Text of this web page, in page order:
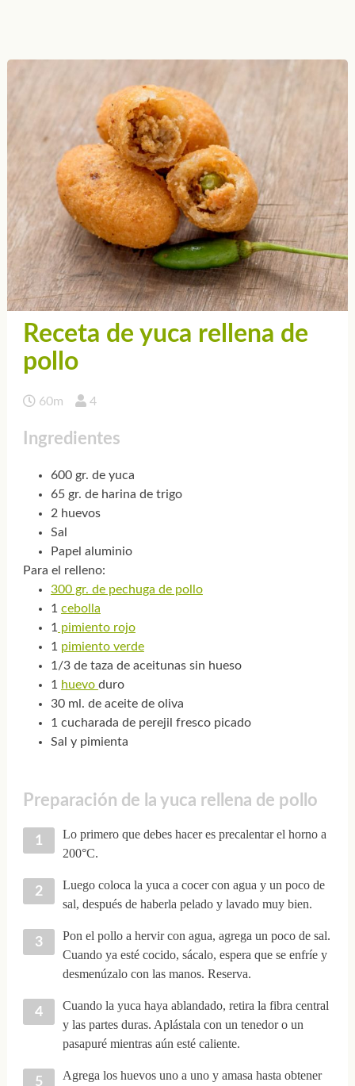
Receta de yuca rellena de
pollo
60m 4
Ingredientes
600 gr. de yuca
65 gr. de harina de trigo
2 huevos
Sal
Papel aluminio
Para el relleno:
300 gr. de pechuga de pollo
1 cebolla
1 pimiento rojo
1 pimiento verde
1/3 de taza de aceitunas sin hueso
1
huevo duro
30 ml. de aceite de oliva
1 cucharada de perejil fresco picado
Sal y pimienta
Preparación de la yuca rellena de pollo
Lo primero que debes hacer es precalentar el horno a
200°C.
Luego coloca la yuca a cocer con agua y un poco de
sal, después de haberla pelado y lavado muy bien.
Pon el pollo a hervir con agua, agrega un poco de sal.
Cuando ya esté cocido, sácalo, espera que se enfríe y
desmenúzalo con las manos. Reserva.
Cuando la yuca haya ablandado, retira la fibra central
y las partes duras. Aplástala con un tenedor o un
pasapuré mientras aún esté caliente.
Agrega los huevos uno a uno y amasa hasta obtener